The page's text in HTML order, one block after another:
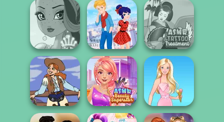
ASMR Pet
Treatment
Dessert Girl Bouncemasters
Fairy Tale High
Ladybird Secret
Identity Revea...
ASMR Tattoo
Treatment